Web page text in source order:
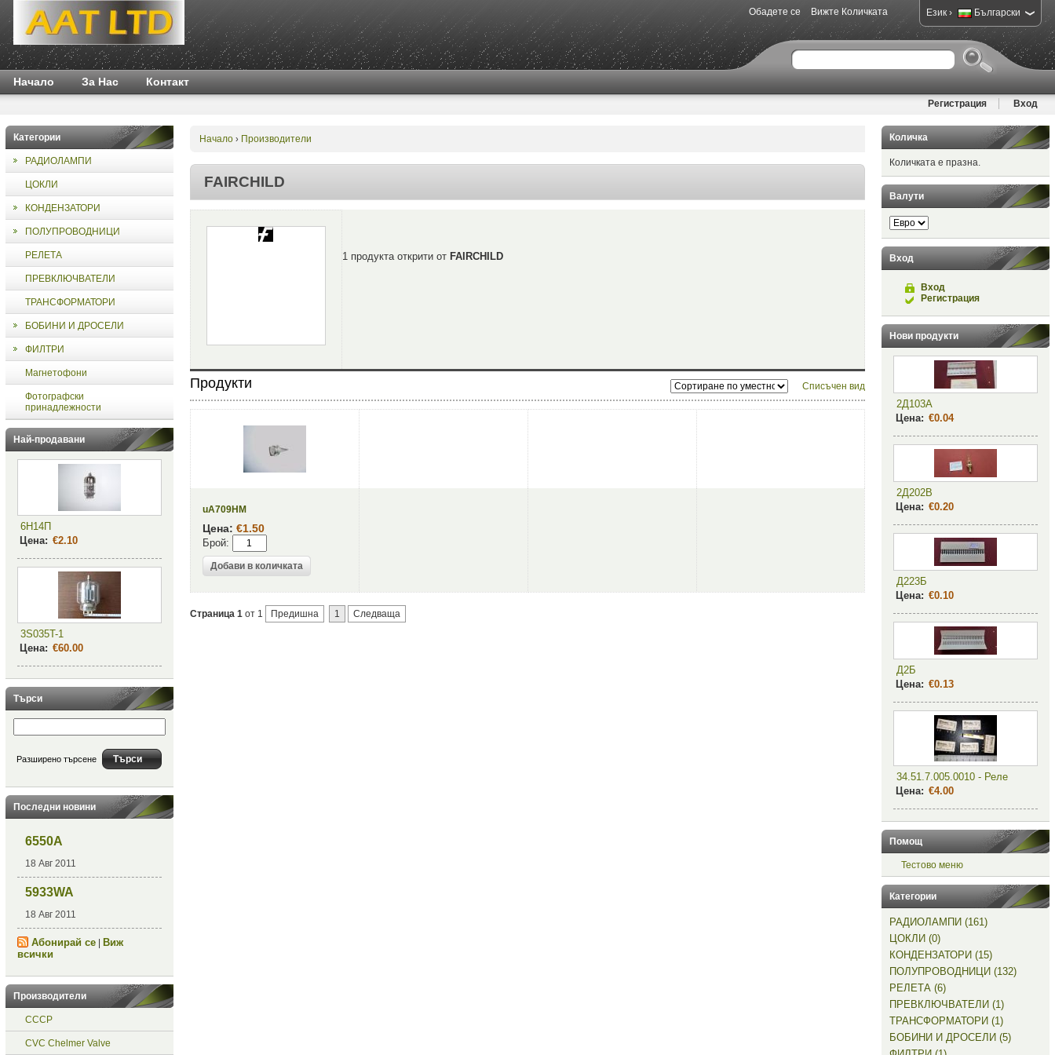
Език› Български
Обадете се Вижте Количката
Начало За Нас Контакт
Регистрация Вход
Категории
РАДИОЛАМПИ
ЦОКЛИ
КОНДЕНЗАТОРИ
ПОЛУПРОВОДНИЦИ
РЕЛЕТА
ПРЕВКЛЮЧВАТЕЛИ
ТРАНСФОРМАТОРИ
БОБИНИ И ДРОСЕЛИ
ФИЛТРИ
Магнетофони
Фотографски
принадлежности
Най-продавани
6Н14П
Цена: €2.10
3S035T-1
Цена: €60.00
Търси
Разширено търсене
Последни новини
6550A
18 Авг 2011
5933WA
18 Авг 2011
Абонирай се|
Виж
всички
Производители
СССР
CVC Chelmer Valve
Начало› Производители
FAIRCHILD
1 продуктa открити от FAIRCHILD
Списъчен вид
Продукти
uA709HM
Цена: €1.50
Брой:
Страница 1от 1 Предишна 1 Следваща
Количка
Количката е празна.
Валути
Вход
Вход
Регистрация
Нови продукти
2Д103А
Цена: €0.04
2Д202В
Цена: €0.20
Д223Б
Цена: €0.10
Д2Б
Цена: €0.13
34.51.7.005.0010 - Реле
Цена: €4.00
Помощ
Тестово меню
Категории
РАДИОЛАМПИ (161)
ЦОКЛИ (0)
КОНДЕНЗАТОРИ (15)
ПОЛУПРОВОДНИЦИ (132)
РЕЛЕТА (6)
ПРЕВКЛЮЧВАТЕЛИ (1)
ТРАНСФОРМАТОРИ (1)
БОБИНИ И ДРОСЕЛИ (5)